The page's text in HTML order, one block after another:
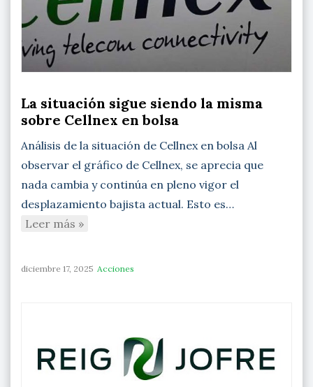
La situación sigue siendo la misma
sobre Cellnex en bolsa
Análisis de la situación de Cellnex en bolsa Al
observar el gráfico de Cellnex, se aprecia que
nada cambia y continúa en pleno vigor el
desplazamiento bajista actual. Esto es…
Leer más »
diciembre 17, 2025 Acciones